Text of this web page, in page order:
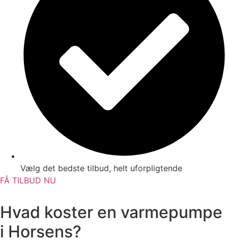
Vælg det bedste tilbud, helt uforpligtende
FÅ TILBUD NU
Hvad koster en varmepumpe
i Horsens?